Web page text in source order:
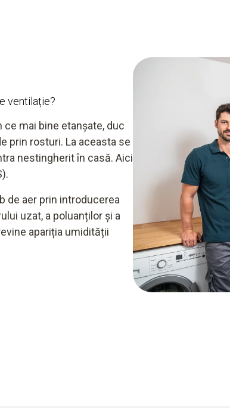
ventilație?
mai bine etanșate, duc
prin rosturi. La aceasta se
nestingherit în casă. Aici
de aer prin introducerea
uzat, a poluanților și a
apariția umidității